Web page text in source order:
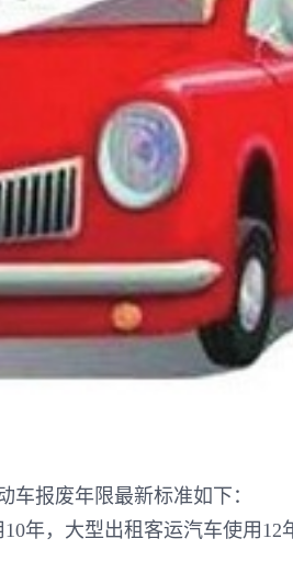
报废年限最新标准如下：
年，大型出租客运汽车使用12